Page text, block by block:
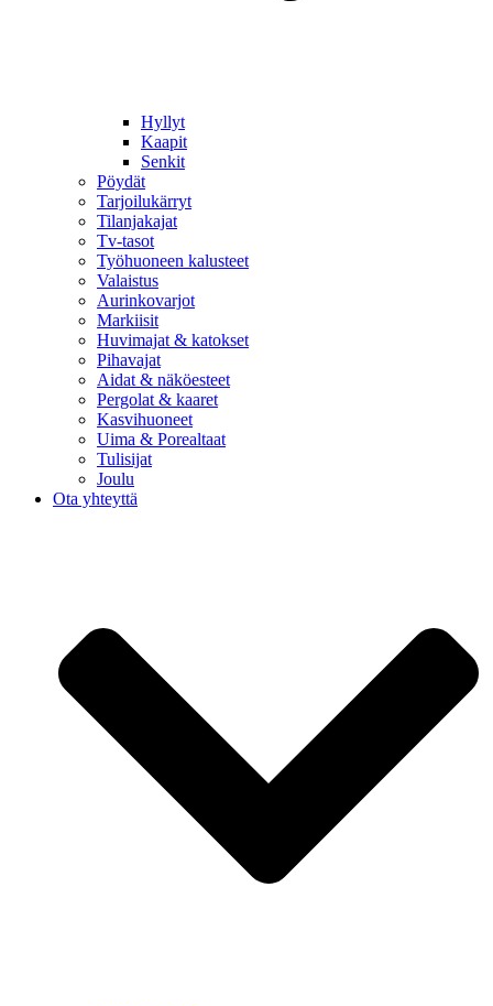
Hyllyt
Kaapit
Senkit
Pöydät
Tarjoilukärryt
Tilanjakajat
Tv-tasot
Työhuoneen kalusteet
Valaistus
Aurinkovarjot
Markiisit
Huvimajat & katokset
Pihavajat
Aidat & näköesteet
Pergolat & kaaret
Kasvihuoneet
Uima & Porealtaat
Tulisijat
Joulu
Ota yhteyttä